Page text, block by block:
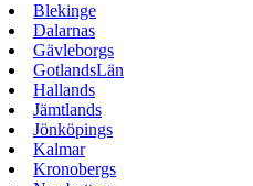
Blekinge
Dalarnas
Gävleborgs
GotlandsLän
Hallands
Jämtlands
Jönköpings
Kalmar
Kronobergs